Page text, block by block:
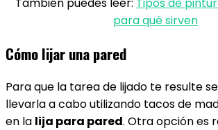
para qué sirven
Cómo lijar una pared
Para que la tarea de lijado te resulte
llevarla a cabo utilizando tacos de
en la lija para pared. Otra opción es